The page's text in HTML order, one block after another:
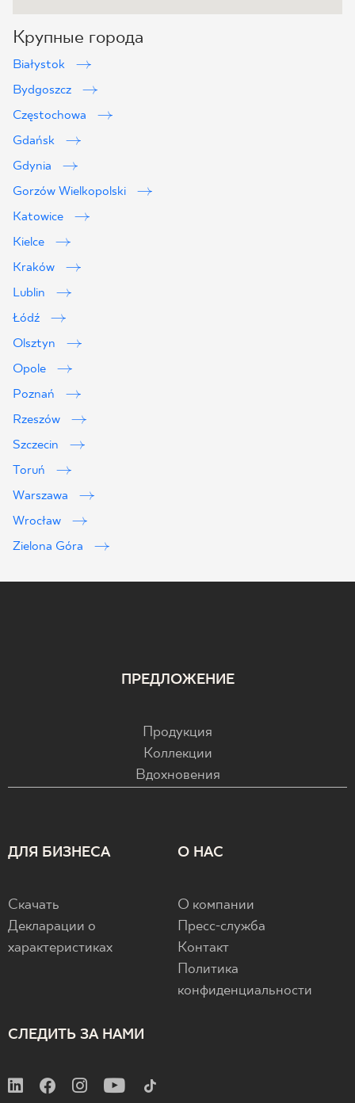
Крупные города
Białystok
Bydgoszcz
Częstochowa
Gdańsk
Gdynia
Gorzów Wielkopolski
Katowice
Kielce
Kraków
Lublin
Łódź
Olsztyn
Opole
Poznań
Rzeszów
Szczecin
Toruń
Warszawa
Wrocław
Zielona Góra
ПРЕДЛОЖЕНИЕ
Продукция
Коллекции
Вдохновения
ДЛЯ БИЗНЕСА
Скачать
Декларации о
характеристиках
О НАС
О компании
Пресс-служба
Контакт
Политика
конфиденциальности
СЛЕДИТЬ ЗА НАМИ